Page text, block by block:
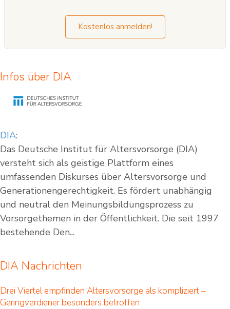
Kostenlos anmelden!
Infos über DIA
DIA:
Das Deutsche Institut für Altersvorsorge (DIA)
versteht sich als geistige Plattform eines
umfassenden Diskurses über Altersvorsorge und
Generationengerechtigkeit. Es fördert unabhängig
und neutral den Meinungsbildungsprozess zu
Vorsorgethemen in der Öffentlichkeit. Die seit 1997
bestehende Den...
DIA Nachrichten
Drei Viertel empfinden Altersvorsorge als kompliziert –
Geringverdiener besonders betroffen